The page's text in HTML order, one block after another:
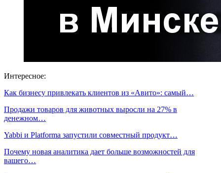
Интересное:
Как бизнесу привлекать клиентов из «Авито»: самый…
Продажи товаров для животных выросли на 27% в
денежном…
Yabbi и Platforma запустили совместный продукт…
Почему новая аналитика дает больше возможностей для
вашего…